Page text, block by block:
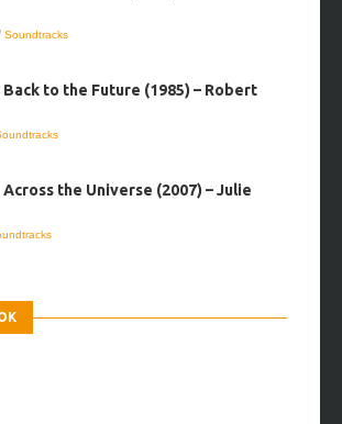
Soundtracks
Back to the Future (1985) – Robert
Across the Universe (2007) – Julie